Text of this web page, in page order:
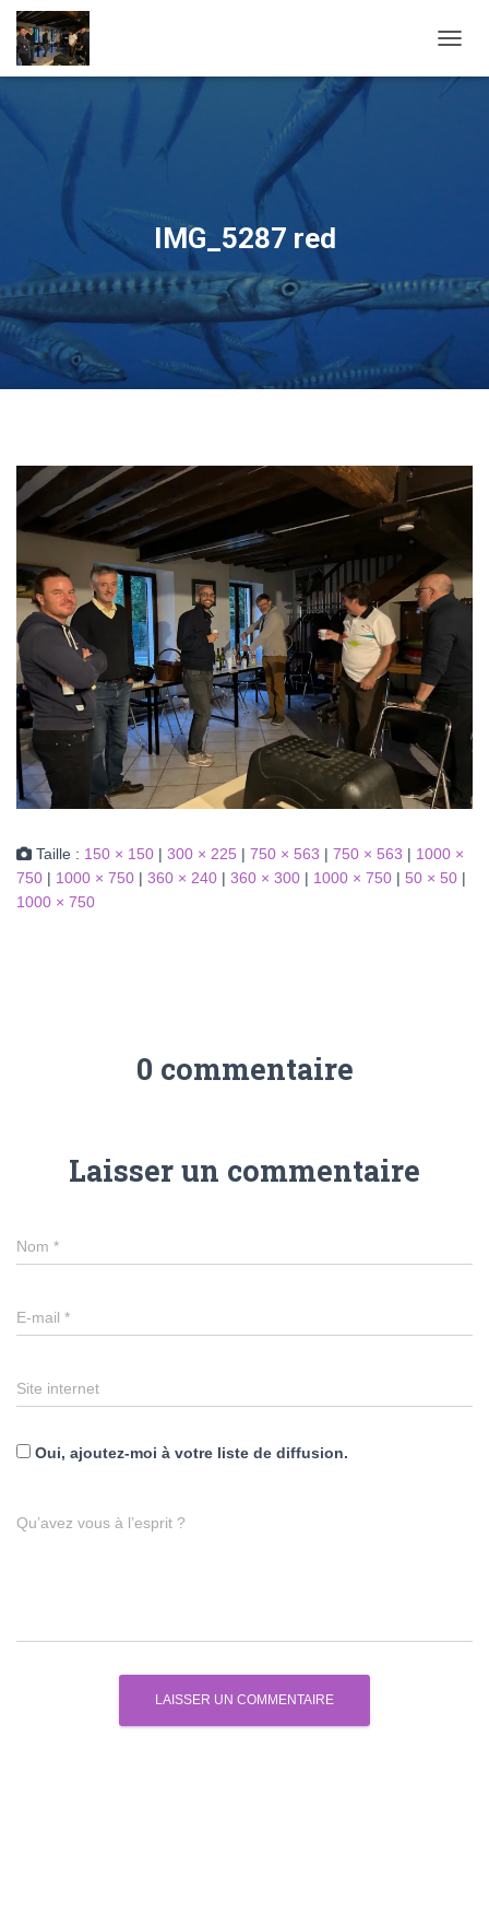
IMG_5287 red
Taille : 150 × 150 | 300 × 225 | 750 × 563 | 750 × 563 | 1000 ×
750 | 1000 × 750 | 360 × 240 | 360 × 300 | 1000 × 750 | 50 × 50 |
1000 × 750
0 commentaire
Laisser un commentaire
Nom *
E-mail *
Site internet
Oui, ajoutez-moi à votre liste de diffusion.
Qu’avez vous à l’esprit ?